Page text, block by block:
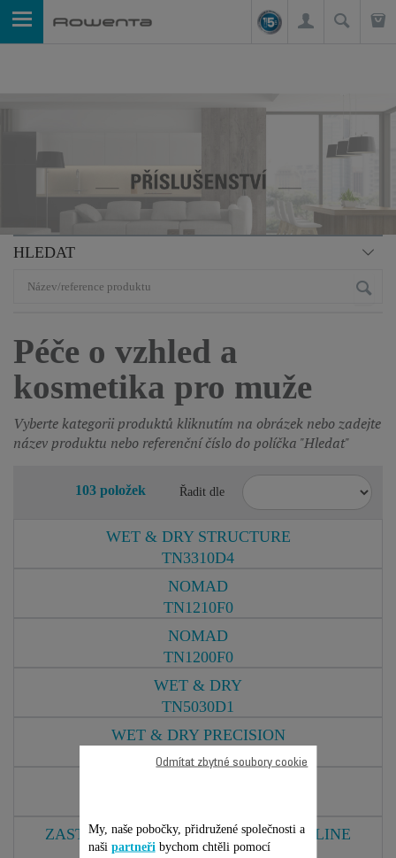
HLEDAT
Péče o vzhled a
kosmetika pro muže
Vyberte kategorii produktů kliknutím na obrázek nebo zadejte
název produktu nebo referenční číslo do políčka "Hledat"
Řadit dle
103 položek
WET & DRY STRUCTURE
TN3310D4
NOMAD
TN1210F0
NOMAD
TN1200F0
WET & DRY
TN5030D1
WET & DRY PRECISION
TN5040D1
ZASTŘIHOVAČ ROWENTA PERFECT LINE
TN1350F0
My, naše pobočky, přidružené společnosti a
naši partneři bychom chtěli pomocí
Odmítat zbytné soubory cookie